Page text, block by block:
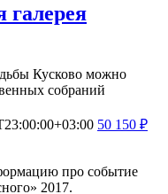
галерея
Кусково можно
собраний
50 150 ₽
про событие
2017.